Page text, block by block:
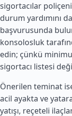
sigortacılar
durum yardımını
başvurusunda
konsolosluk
edin; çünkü
sigortacı listesi
Önerilen teminat
acil ayakta ve
yatışı, reçeteli